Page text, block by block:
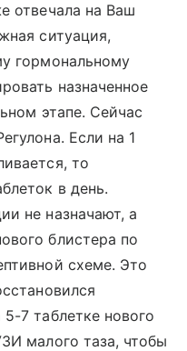
отвечала на Ваш
ситуация,
гормональному
назначенное
этапе. Сейчас
Если на 1
то
в день.
не назначают, а
блистера по
схеме. Это
7 таблетке нового
малого таза, чтобы